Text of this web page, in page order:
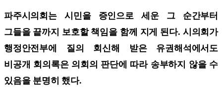
파주시의회는 시민을 증인으로 세운 그 순간부터
그들을 끝까지 보호할 책임을 함께 지게 된다. 시의회가
행정안전부에 질의 회신해 받은 유권해석에서도
비공개 회의록은 의회의 판단에 따라 송부하지 않을 수
있음을 분명히 했다.